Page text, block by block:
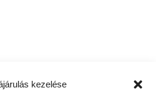
kezelése